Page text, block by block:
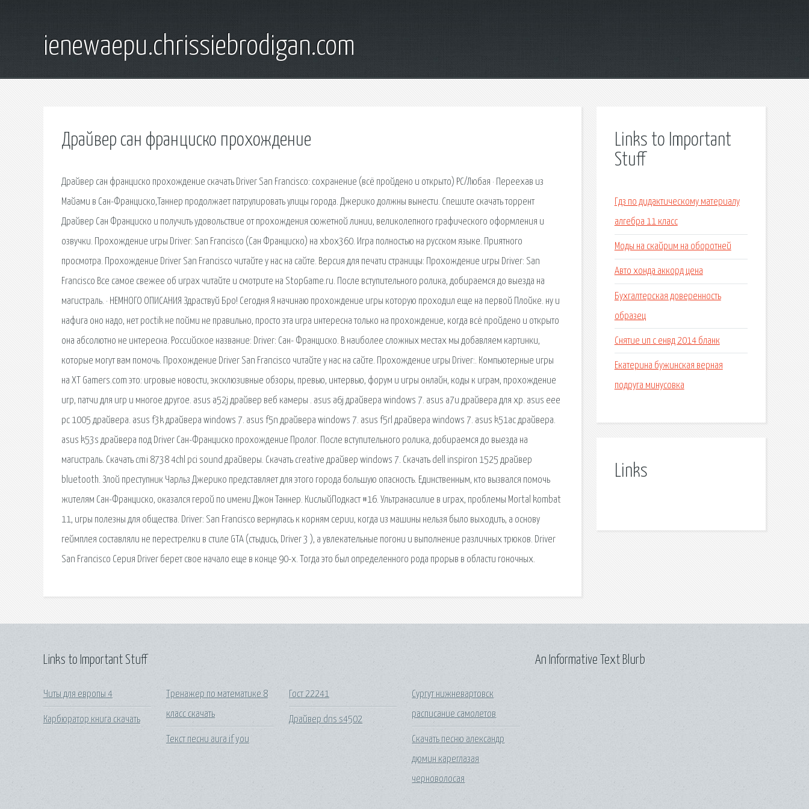
ienewaepu.chrissiebrodigan.com
Драйвер сан франциско прохождение
Драйвер сан франциско прохождение скачать Driver San Francisco: сохранение (всё пройдено и открыто) PC/Любая · Переехав из
Майами в Сан-Франциско,Таннер продолжает патрулировать улицы города. Джерико должны вынести. Спешите скачать торрент
Драйвер Сан Франциско и получить удовольствие от прохождения сюжетной линии, великолепного графического оформления и
озвучки. Прохождение игры Driver: San Francisco (Сан Франциско) на xbox360. Игра полностью на русском языке. Приятного
просмотра. Прохождение Driver San Francisco читайте у нас на сайте. Версия для печати страницы: Прохождение игры Driver: San
Francisco Все самое свежее об играх читайте и смотрите на StopGame.ru. После вступительного ролика, добираемся до выезда на
магистраль. · НЕМНОГО ОПИСАНИЯ Здраствуй Бро! Сегодня Я начинаю прохождение игры которую проходил еще на первой Плойке. ну и
нафига оно надо, нет poctik не пойми не правильно, просто эта игра интересна только на прохождение, когда всё пройдено и открыто
она абсолютно не интересна. Российское название: Driver: Сан- Франциско. В наиболее сложных местах мы добавляем картинки,
которые могут вам помочь. Прохождение Driver San Francisco читайте у нас на сайте. Прохождение игры Driver:. Компьютерные игры
на XT Gamers.com это: игровые новости, эксклюзивные обзоры, превью, интервью, форум и игры онлайн, коды к играм, прохождение
игр, патчи для игр и многое другое. asus a52j драйвер веб камеры . asus a6j драйвера windows 7. asus a7u драйвера для xp. asus eee
pc 1005 драйвера. asus f3k драйвера windows 7. asus f5n драйвера windows 7. asus f5rl драйвера windows 7. asus k51ac драйвера.
asus k53s драйвера под Driver Сан-Франциско прохождение Пролог. После вступительного ролика, добираемся до выезда на
магистраль. Скачать cmi 8738 4chl pci sound драйверы. Скачать creative драйвер windows 7. Скачать dell inspiron 1525 драйвер
bluetooth. Злой преступник Чарльз Джерико представляет для этого города большую опасность. Единственным, кто вызвался помочь
жителям Сан-Франциско, оказался герой по имени Джон Таннер. КислыйПодкаст #16. Ультранасилие в играх, проблемы Mortal kombat
11, игры полезны для общества. Driver: San Francisco вернулась к корням серии, когда из машины нельзя было выходить, а основу
геймплея составляли не перестрелки в стиле GTA (стыдись, Driver 3 ), а увлекательные погони и выполнение различных трюков. Driver
San Francisco Серия Driver берет свое начало еще в конце 90-х. Тогда это был определенного рода прорыв в области гоночных.
Links to Important
Stuff
Гдз по дидактическому материалу
алгебра 11 класс
Моды на скайрим на оборотней
Авто хонда аккорд цена
Бухгалтерская доверенность
образец
Снятие ип с енвд 2014 бланк
Екатерина бужинская верная
подруга минусовка
Links
Links to Important Stuff
Читы для европы 4
Карбюратор книга скачать
Тренажер по математике 8
класс скачать
Текст песни aura if you
Гост 22241
Драйвер dns s4502
Сургут нижневартовск
расписание самолетов
Скачать песню александр
дюмин кареглазая
черноволосая
An Informative Text Blurb